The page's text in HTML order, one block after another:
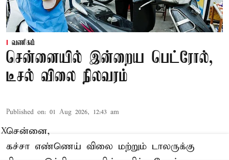
வணிகம்
சென்னையில் இன்றைய பெட்ரோல்,
டீசல் விலை நிலவரம்
Published on: 01 Aug 2026, 12:43 am
சென்னை,
கச்சா எண்ணெய் விலை மற்றும் டாலருக்கு
X